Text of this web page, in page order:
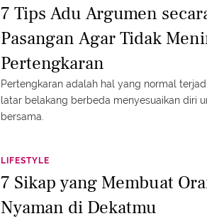
7 Tips Adu Argumen
Pasangan Agar Tidak
Pertengkaran
Pertengkaran adalah hal yang normal
latar belakang berbeda menyesuaikan diri
bersama.
LIFESTYLE
7 Sikap yang Membuat
Nyaman di Dekatmu